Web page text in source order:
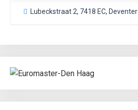
Lubeckstraat 2, 7418 EC, Deventer